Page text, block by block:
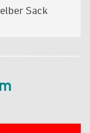
Sack